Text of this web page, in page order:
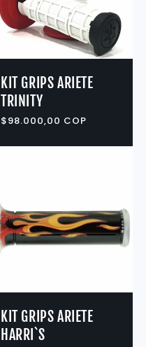
KIT GRIPS ARIETE
TRINITY
Precio
$98.000,00 COP
KIT GRIPS ARIETE
HARRI`S